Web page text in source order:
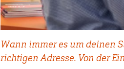
Wann immer es um deinen
richtigen Adresse. Von der